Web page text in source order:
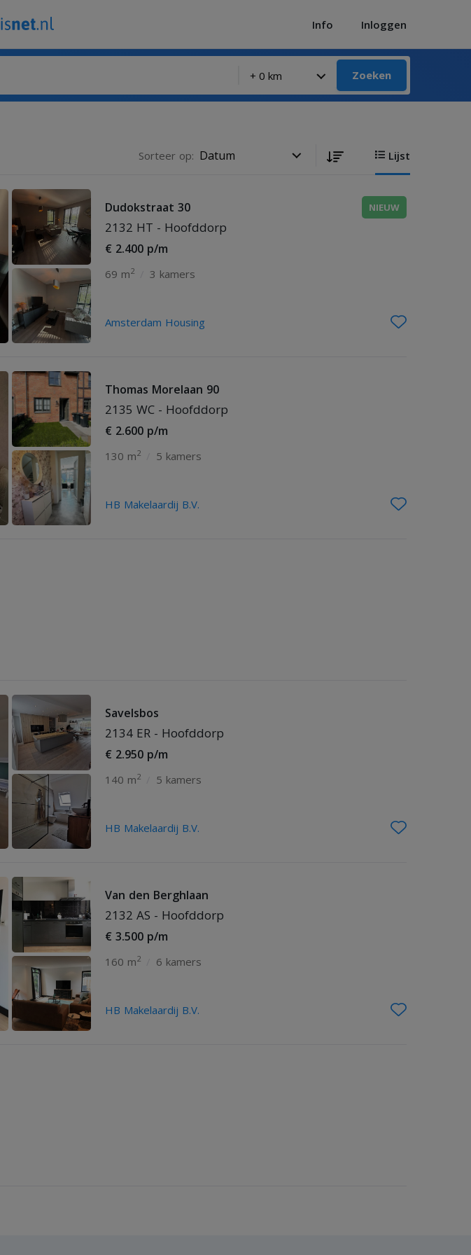
Info Inloggen
Zoeken
Sorteer op: Lijst
NIEUW
Dudokstraat 30
2132 HT - Hoofddorp
€ 2.400 p/m
69 m2 3 kamers
Amsterdam Housing
Thomas Morelaan 90
2135 WC - Hoofddorp
€ 2.600 p/m
130 m2 5 kamers
HB Makelaardij B.V.
Savelsbos
2134 ER - Hoofddorp
€ 2.950 p/m
140 m2 5 kamers
HB Makelaardij B.V.
Van den Berghlaan
2132 AS - Hoofddorp
€ 3.500 p/m
160 m2 6 kamers
HB Makelaardij B.V.